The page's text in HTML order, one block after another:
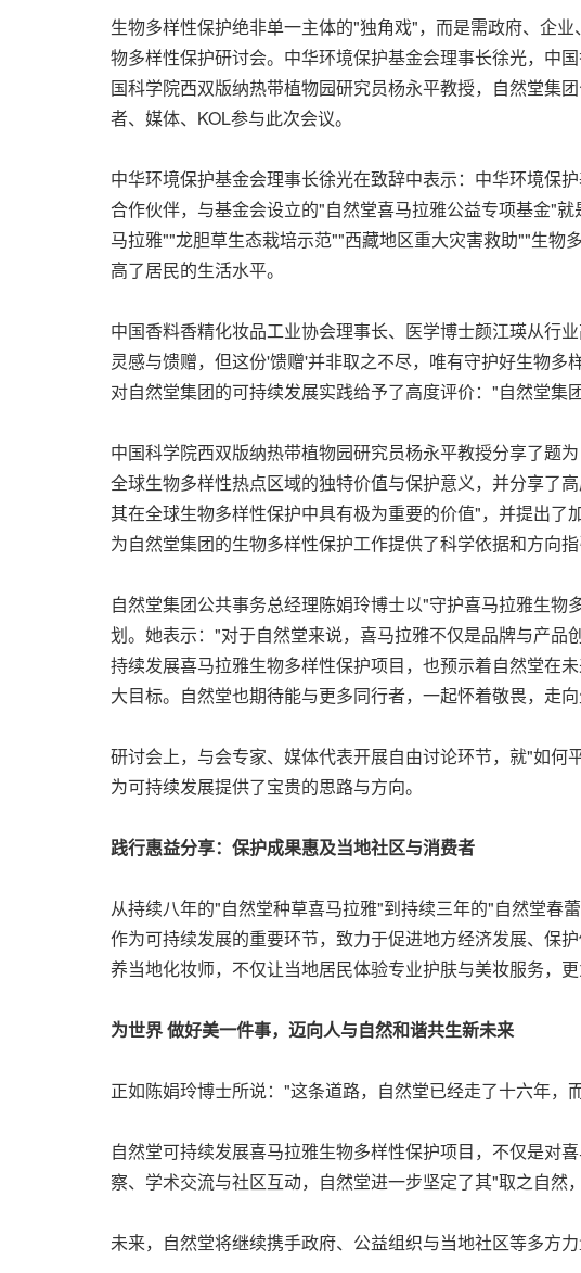
生物多样性保护绝非单一主体的"独角戏"，而是需政府、企
物多样性保护研讨会。中华环境保护基金会理事长徐光，中
国科学院西双版纳热带植物园研究员杨永平教授，自然堂集
者、媒体、KOL参与此次会议。
中华环境保护基金会理事长徐光在致辞中表示：中华环境保
合作伙伴，与基金会设立的"自然堂喜马拉雅公益专项基金"
马拉雅""龙胆草生态栽培示范""西藏地区重大灾害救助""生物
高了居民的生活水平。
中国香料香精化妆品工业协会理事长、医学博士颜江瑛从行
灵感与馈赠，但这份'馈赠'并非取之不尽，唯有守护好生物多
对自然堂集团的可持续发展实践给予了高度评价："自然堂集
中国科学院西双版纳热带植物园研究员杨永平教授分享了题
全球生物多样性热点区域的独特价值与保护意义，并分享了
其在全球生物多样性保护中具有极为重要的价值"，并提出了
为自然堂集团的生物多样性保护工作提供了科学依据和方向指
自然堂集团公共事务总经理陈娟玲博士以"守护喜马拉雅生
划。她表示："对于自然堂来说，喜马拉雅不仅是品牌与产
持续发展喜马拉雅生物多样性保护项目，也预示着自然堂在
大目标。自然堂也期待能与更多同行者，一起怀着敬畏，走向
研讨会上，与会专家、媒体代表开展自由讨论环节，就"如何
为可持续发展提供了宝贵的思路与方向。
践行惠益分享：保护成果惠及当地社区与消费者
从持续八年的"自然堂种草喜马拉雅"到持续三年的"自然堂春
作为可持续发展的重要环节，致力于促进地方经济发展、保
养当地化妆师，不仅让当地居民体验专业护肤与美妆服务，
为世界 做好美一件事，迈向人与自然和谐共生新未来
正如陈娟玲博士所说："这条道路，自然堂已经走了十六年
自然堂可持续发展喜马拉雅生物多样性保护项目，不仅是对
察、学术交流与社区互动，自然堂进一步坚定了其"取之自然
未来，自然堂将继续携手政府、公益组织与当地社区等多方